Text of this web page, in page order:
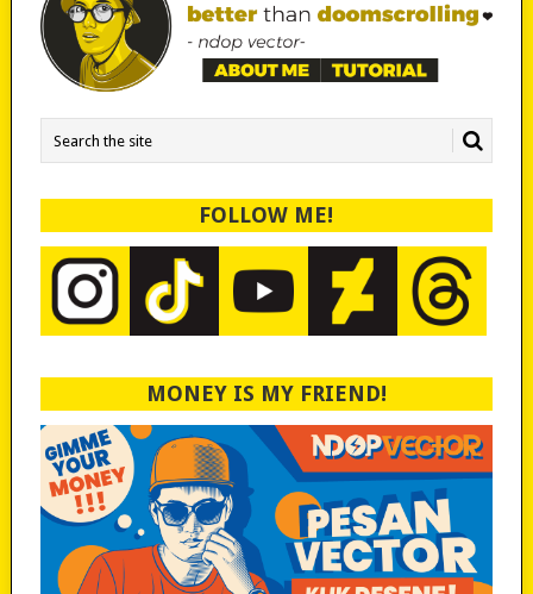
FOLLOW ME!
MONEY IS MY FRIEND!